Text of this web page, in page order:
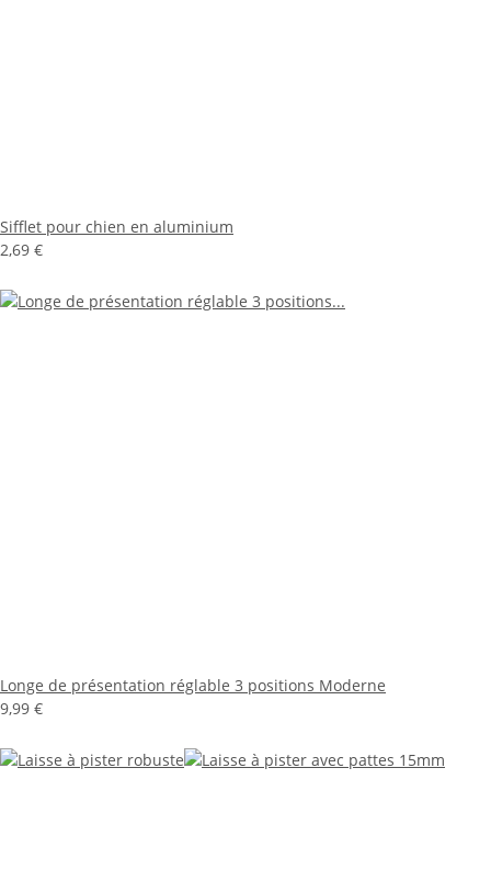
Sifflet pour chien en aluminium
2,69 €
Longe de présentation réglable 3 positions Moderne
9,99 €